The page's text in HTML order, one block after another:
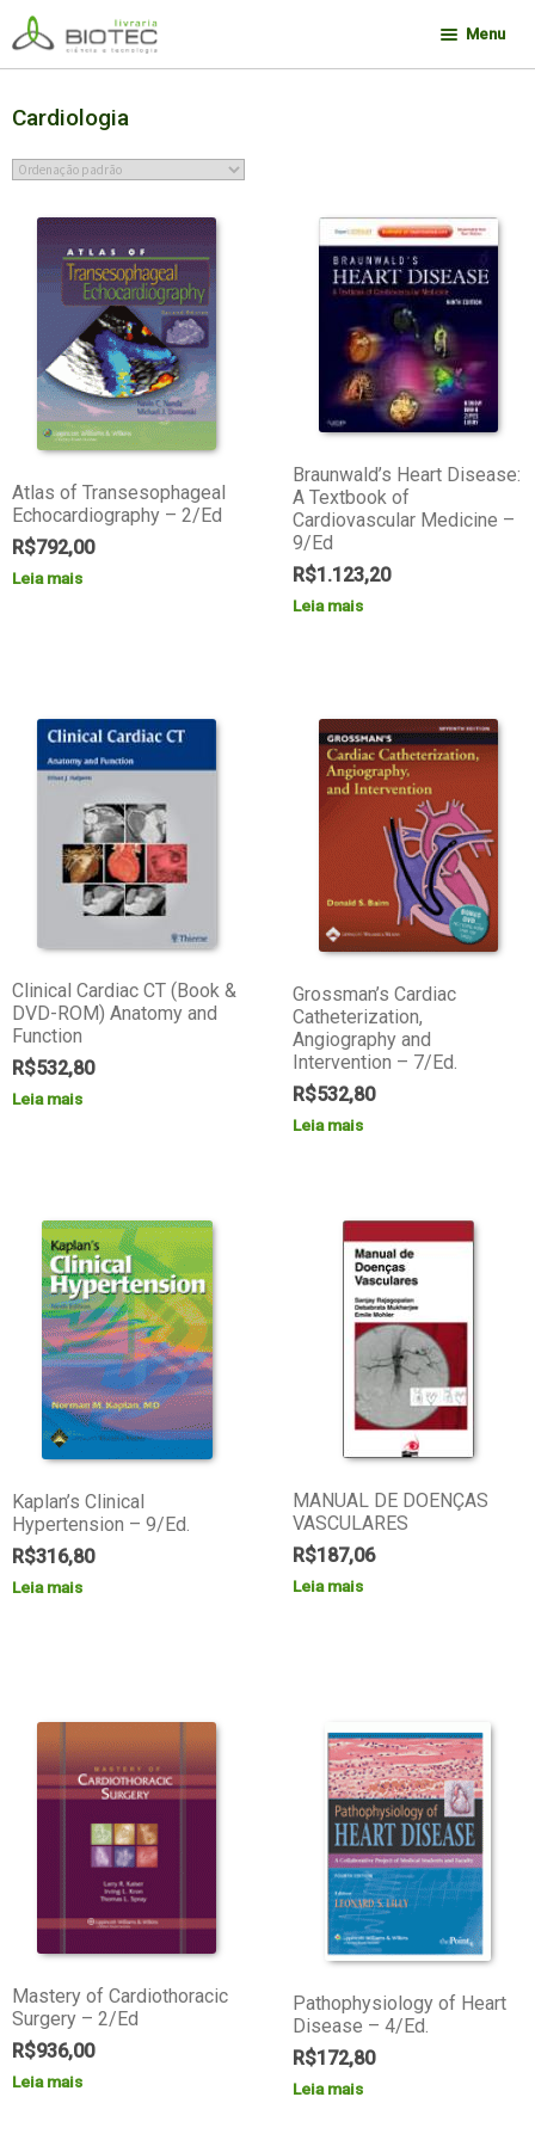
Pular
para
navegação
Pular
para
o
conteúdo
Menu
Como Comprar
Links
Deseja encontrar um livro?
Cardiologia
Atlas of Transesophageal
Echocardiography – 2/Ed
R$792,00
Leia mais
Braunwald’s Heart Disease:
A Textbook of
Cardiovascular Medicine –
9/Ed
R$1.123,20
Leia mais
Clinical Cardiac CT (Book &
DVD-ROM) Anatomy and
Function
R$532,80
Leia mais
Grossman’s Cardiac
Catheterization,
Angiography and
Intervention – 7/Ed.
R$532,80
Leia mais
Kaplan’s Clinical
Hypertension – 9/Ed.
R$316,80
Leia mais
MANUAL DE DOENÇAS
VASCULARES
R$187,06
Leia mais
Mastery of Cardiothoracic
Surgery – 2/Ed
R$936,00
Leia mais
Pathophysiology of Heart
Disease – 4/Ed.
R$172,80
Leia mais